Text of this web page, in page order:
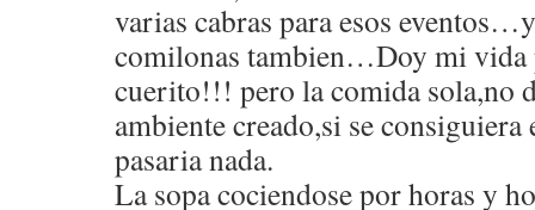
varias cabras para esos
comilonas tambien…Doy mi vida
cuerito!!! pero la comida sola,no
ambiente creado,si se
pasaria nada.
La sopa cociendose por horas y